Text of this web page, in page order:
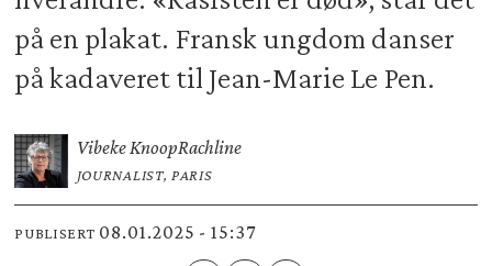
på en plakat. Fransk ungdom danser
på kadaveret til Jean-Marie Le Pen.
Vibeke KnoopRachline
JOURNALIST, PARIS
PUBLISERT 08.01.2025 - 15:37